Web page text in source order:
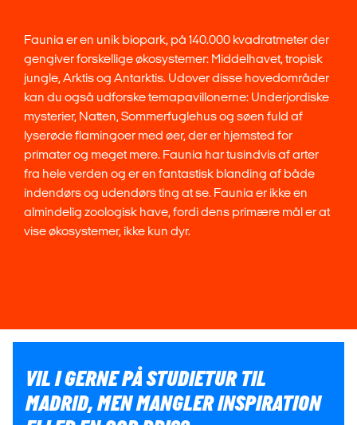
Faunia er en unik biopark, på 140.000 kvadratmeter der
gengiver forskellige økosystemer: Middelhavet, tropisk
jungle, Arktis og Antarktis. Udover disse hovedområder
kan du også udforske temapavillonerne: Underjordiske
mysterier, Natten, Sommerfuglehus og søen fuld af
lyserøde flamingoer med øer, der er hjemsted for
primater og meget mere. Faunia har tusindvis af arter
fra hele verden og er en fantastisk blanding af både
indendørs og udendørs ting at se. Faunia er ikke en
almindelig zoologisk have, fordi dens primære mål er at
vise økosystemer, ikke kun dyr.
VIL I GERNE PÅ STUDIETUR TIL
MADRID, MEN MANGLER INSPIRATION